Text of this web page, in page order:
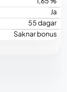
Ja
55 dagar
Saknar bonus